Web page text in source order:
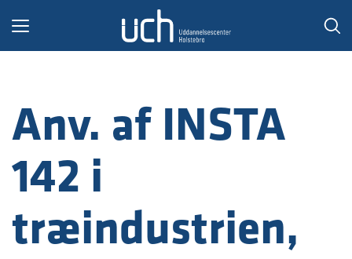
Toggle
Anv. af INSTA
142 i
træindustrien,